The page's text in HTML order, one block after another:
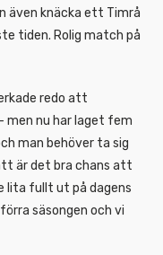
även knäcka ett Timrå
tiden. Rolig match på
redo att
men nu har laget fem
man behöver ta sig
är det bra chans att
lita fullt ut på dagens
säsongen och vi